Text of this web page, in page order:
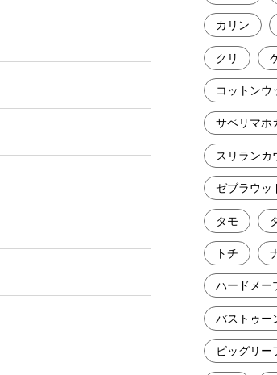
カリン
クリ
コットンウ
サペリマホ
スリランカ
ゼブラウッ
タモ
トチ
ハードメー
バストゥー
ビッグリー